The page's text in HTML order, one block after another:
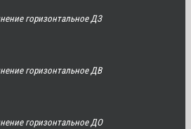
горизонтальное ДЗ
горизонтальное ДВ
горизонтальное ДО